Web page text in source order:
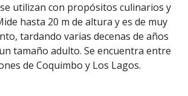
utilizan con propósitos culinarios y
hasta 20 m de altura y es de muy
tardando varias decenas de años
tamaño adulto. Se encuentra entre
de Coquimbo y Los Lagos.